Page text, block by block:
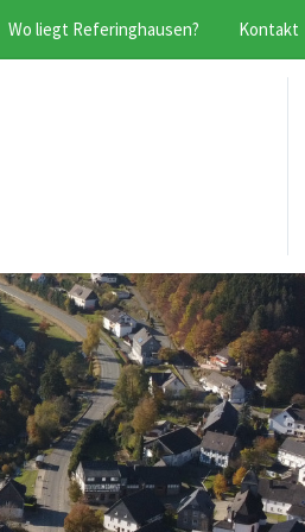
Wo liegt Referinghausen? Kontakt